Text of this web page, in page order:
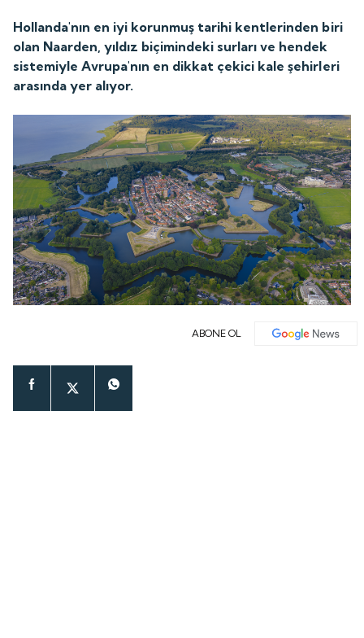
Hollanda'nın en iyi korunmuş tarihi kentlerinden biri
olan Naarden, yıldız biçimindeki surları ve hendek
sistemiyle Avrupa'nın en dikkat çekici kale şehirleri
arasında yer alıyor.
ABONE OL